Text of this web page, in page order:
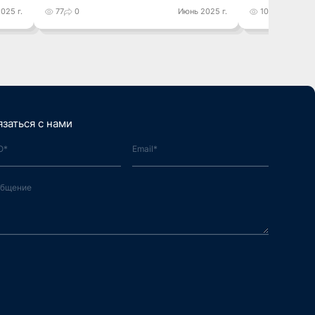
г. 77 0 Июнь 2025 г. 100
с нами